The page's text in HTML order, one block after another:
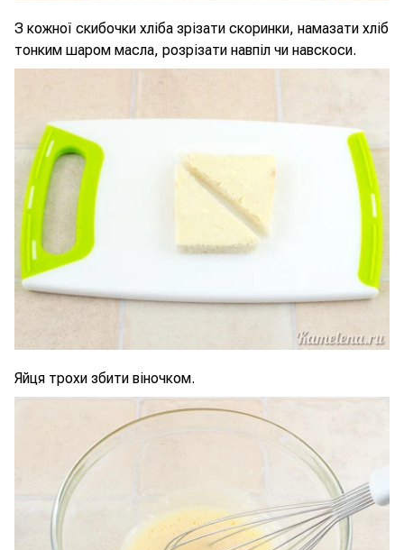
З кожної скибочки хліба зрізати скоринки, намазати хліб
тонким шаром масла, розрізати навпіл чи навскоси.
Яйця трохи збити віночком.